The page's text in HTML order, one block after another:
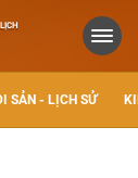
SẢN - LỊCH SỬ